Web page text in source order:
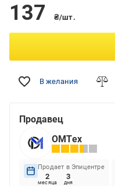
137 ₴/шт.
В желания
Продавец
ОМТех
Продает в Эпицентре
2
месяца
3
дня